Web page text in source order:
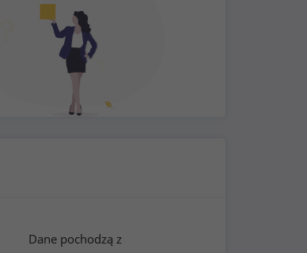
Dane pochodzą z